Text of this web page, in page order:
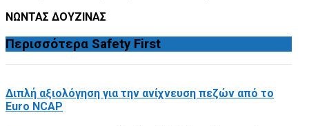
ΝΩΝΤΑΣ ΔΟΥΖΙΝΑΣ
Περισσότερα Safety First
Διπλή αξιολόγηση για την ανίχνευση πεζών από το
Euro NCAP